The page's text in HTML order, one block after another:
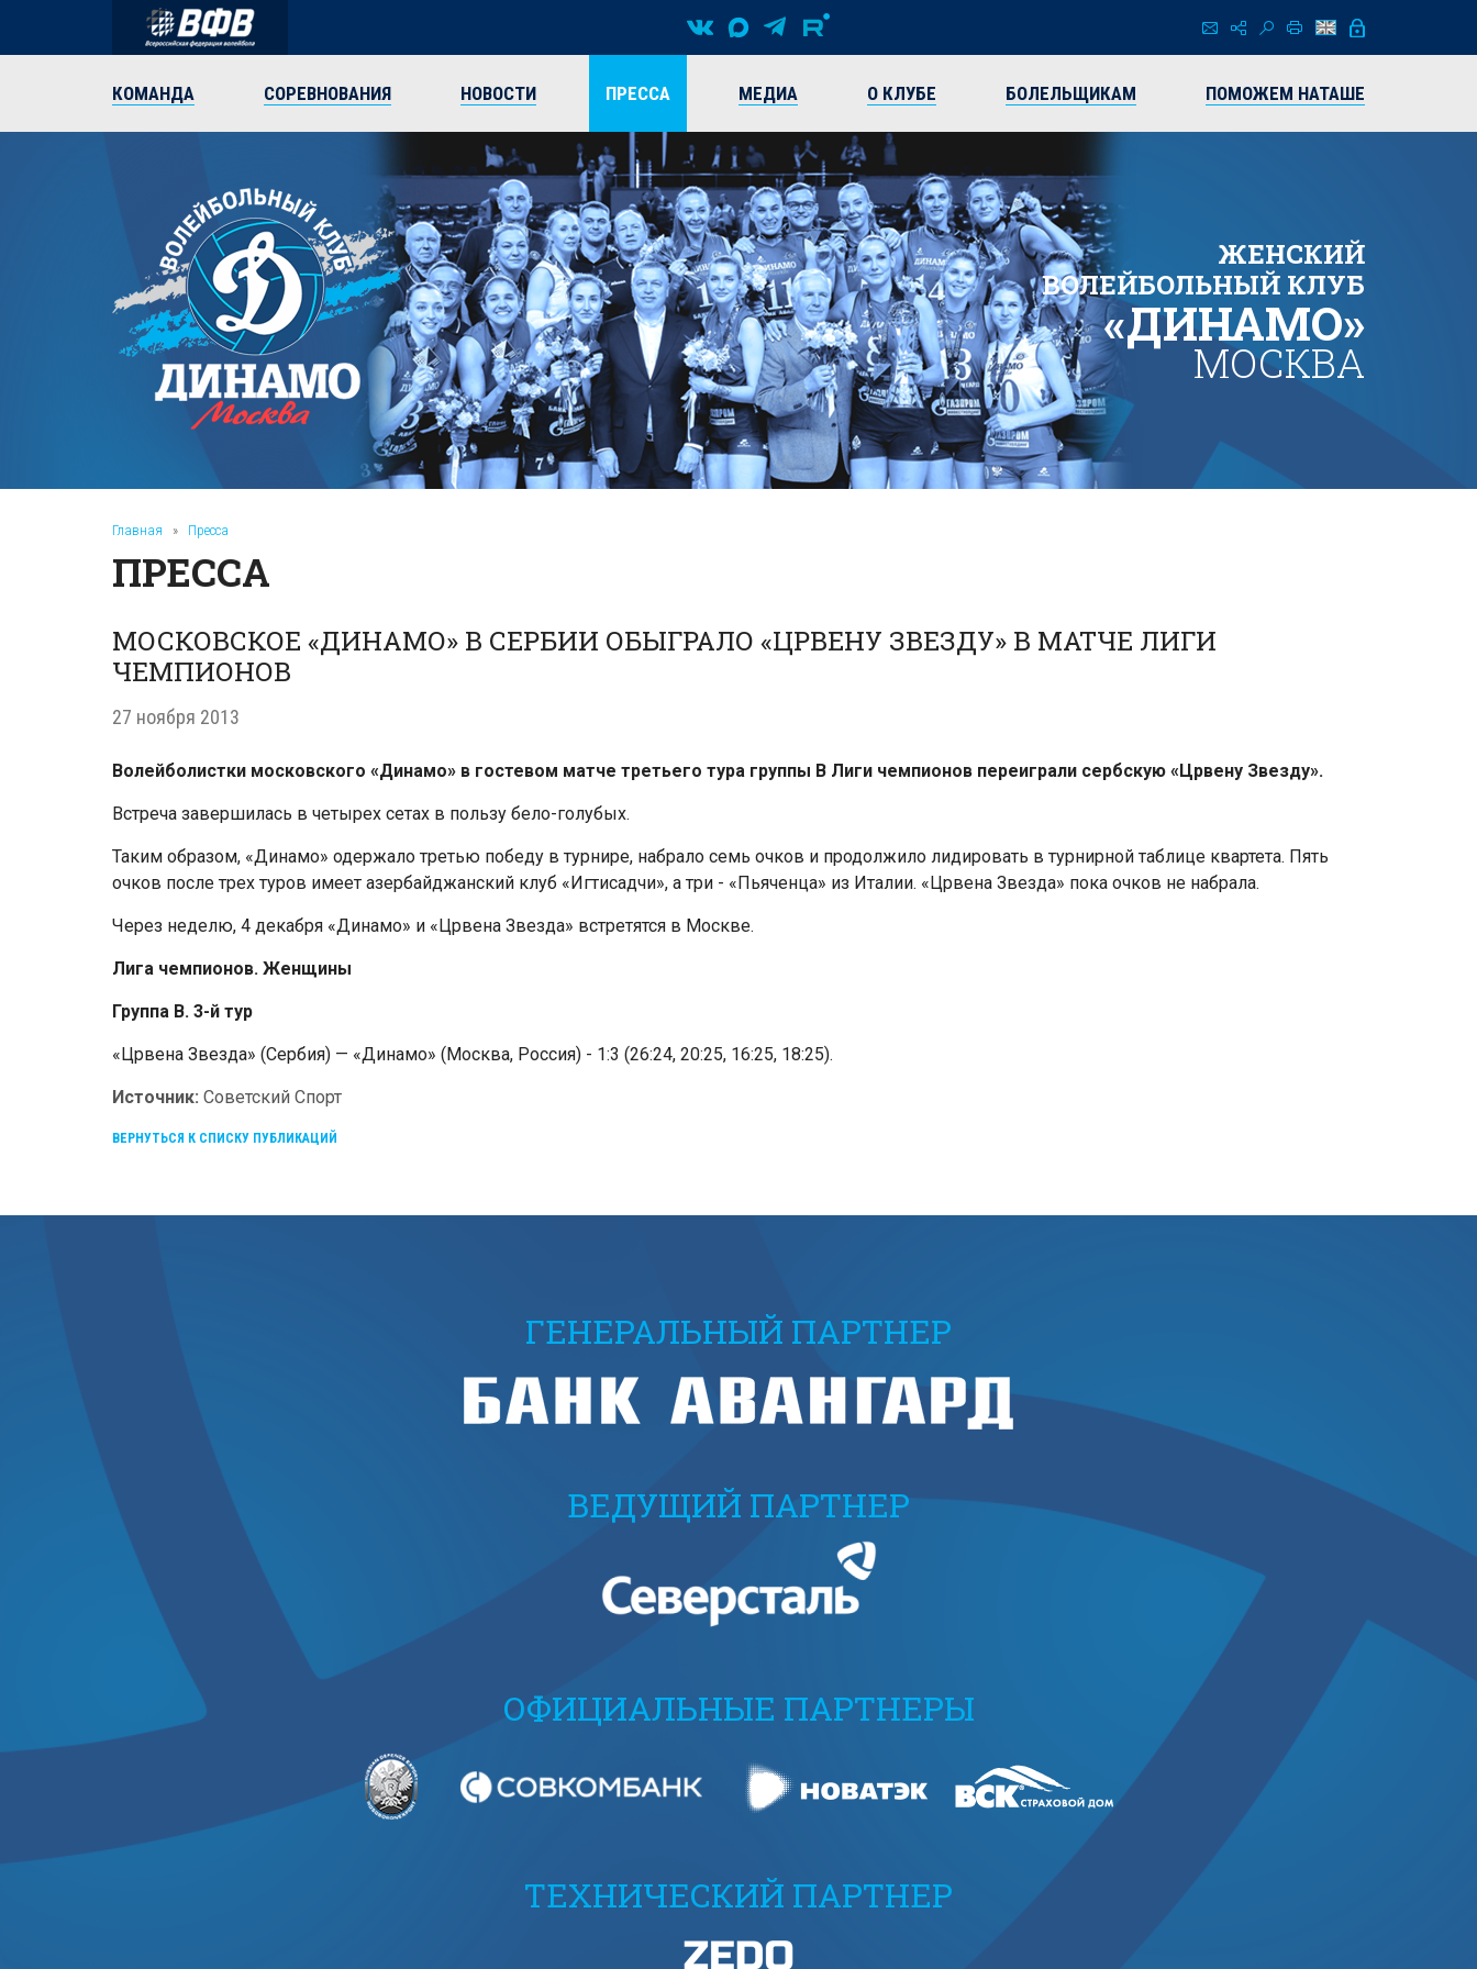
КОМАНДА СОРЕВНОВАНИЯ НОВОСТИ ПРЕССА МЕДИА О КЛУБЕ БОЛЕЛЬЩИКАМ ПОМОЖЕМ НАТАШЕ
ЖЕНСКИЙ
ВОЛЕЙБОЛЬНЫЙ КЛУБ
«ДИНАМО»
МОСКВА
Главная » Пресса
ПРЕССА
МОСКОВСКОЕ «ДИНАМО» В СЕРБИИ ОБЫГРАЛО «ЦРВЕНУ ЗВЕЗДУ» В МАТЧЕ ЛИГИ
ЧЕМПИОНОВ
27 ноября 2013
Волейболистки московского «Динамо» в гостевом матче третьего тура группы В Лиги чемпионов переиграли сербскую «Црвену Звезду».
Встреча завершилась в четырех сетах в пользу бело-голубых.
Таким образом, «Динамо» одержало третью победу в турнире, набрало семь очков и продолжило лидировать в турнирной таблице квартета. Пять
очков после трех туров имеет азербайджанский клуб «Игтисадчи», а три - «Пьяченца» из Италии. «Црвена Звезда» пока очков не набрала.
Через неделю, 4 декабря «Динамо» и «Црвена Звезда» встретятся в Москве.
Лига чемпионов. Женщины
Группа В. 3-й тур
«Црвена Звезда» (Сербия) — «Динамо» (Москва, Россия) - 1:3 (26:24, 20:25, 16:25, 18:25).
Источник: Советский Спорт
ВЕРНУТЬСЯ К СПИСКУ ПУБЛИКАЦИЙ
ГЕНЕРАЛЬНЫЙ ПАРТНЕР
ВЕДУЩИЙ ПАРТНЕР
ОФИЦИАЛЬНЫЕ ПАРТНЕРЫ
ТЕХНИЧЕСКИЙ ПАРТНЕР